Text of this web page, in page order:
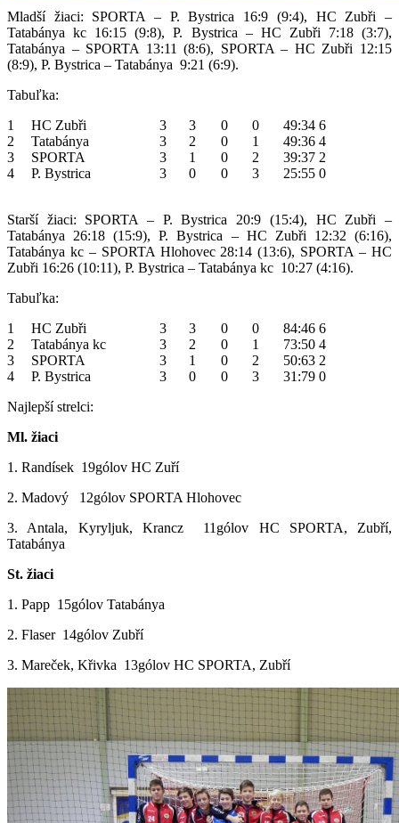
Mladší žiaci: SPORTA – P. Bystrica 16:9 (9:4), HC Zubři –
Tatabánya kc 16:15 (9:8), P. Bystrica – HC Zubři 7:18 (3:7),
Tatabánya – SPORTA 13:11 (8:6), SPORTA – HC Zubři 12:15
(8:9), P. Bystrica – Tatabánya 9:21 (6:9).
Tabuľka:
1
HC Zubři 3 3 0 0 49:34 6
2
Tatabánya 3 2 0 1 49:36 4
3
SPORTA 3 1 0 2 39:37 2
4
P. Bystrica 3 0 0 3 25:55 0
Starší žiaci: SPORTA – P. Bystrica 20:9 (15:4), HC Zubři –
Tatabánya 26:18 (15:9), P. Bystrica – HC Zubři 12:32 (6:16),
Tatabánya kc – SPORTA Hlohovec 28:14 (13:6), SPORTA – HC
Zubři 16:26 (10:11), P. Bystrica – Tatabánya kc 10:27 (4:16).
Tabuľka:
1
HC Zubři 3 3 0 0 84:46 6
2
Tatabánya kc 3 2 0 1 73:50 4
3
SPORTA 3 1 0 2 50:63 2
4
P. Bystrica 3 0 0 3 31:79 0
Najlepší strelci:
Ml. žiaci
1. Randísek 19gólov HC Zuří
2. Madový 12gólov SPORTA Hlohovec
3. Antala, Kyryljuk, Krancz 11gólov HC SPORTA, Zubří,
Tatabánya
St. žiaci
1. Papp 15gólov Tatabánya
2. Flaser 14gólov Zubří
3. Mareček, Křivka 13gólov HC SPORTA, Zubří